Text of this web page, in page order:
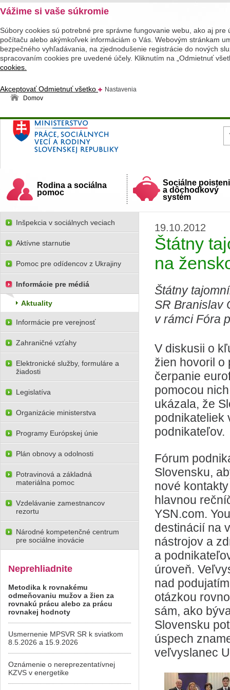
Vážime si vaše súkromie
Súbory cookies sú potrebné pre správne fungovanie webu, ako aj
počítaču alebo akýmkoľvek informáciám o Vás. Webovým stránkam
bezpečného vyhľadávania, na zjednodušenie registrácie do nových
spracovaním cookies pre uvedené účely. Kliknutím na „Odmietnuť
cookies.
AkceptovaťOdmietnuť všetko
Nastavenia
Domov
Ministerstvo práce, sociálnych vecí a rodiny
Slovenskej republiky
Rodina a sociálna
pomoc
Sociálne
a dôchodkový
systém
19.10.2012
Štátny
na
Štátny
SR Branislav
v rámci Fóra
V diskusii o
žien hovoril o
čerpanie
pomocou
ukázala, že
podnikateliek
podnikateľov.
Fórum
Slovensku,
nové
hlavnou
YSN.com.
destinácií na
nástrojov a
a
úroveň.
nad
otázkou
sám, ako
Slovensku
úspech
veľvyslanec
Inšpekcia v sociálnych veciach
Aktívne starnutie
Pomoc pre odídencov z Ukrajiny
Informácie pre médiá
Aktuality
Informácie pre verejnosť
Zahraničné vzťahy
Elektronické služby, formuláre a
žiadosti
Legislatíva
Organizácie ministerstva
Programy Európskej únie
Plán obnovy a odolnosti
Potravinová a základná
materiálna pomoc
Vzdelávanie zamestnancov
rezortu
Národné kompetenčné centrum
pre sociálne inovácie
Neprehliadnite
Metodika k rovnakému
odmeňovaniu mužov a žien za
rovnakú prácu alebo za prácu
rovnakej hodnoty
Usmernenie MPSVR SR k sviatkom
8.5.2026 a 15.9.2026
Oznámenie o nereprezentatívnej
KZVS v energetike